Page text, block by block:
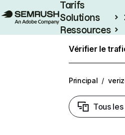
Tarifs
Solutions
Ressources
Vérifier le
Principal /
Tous